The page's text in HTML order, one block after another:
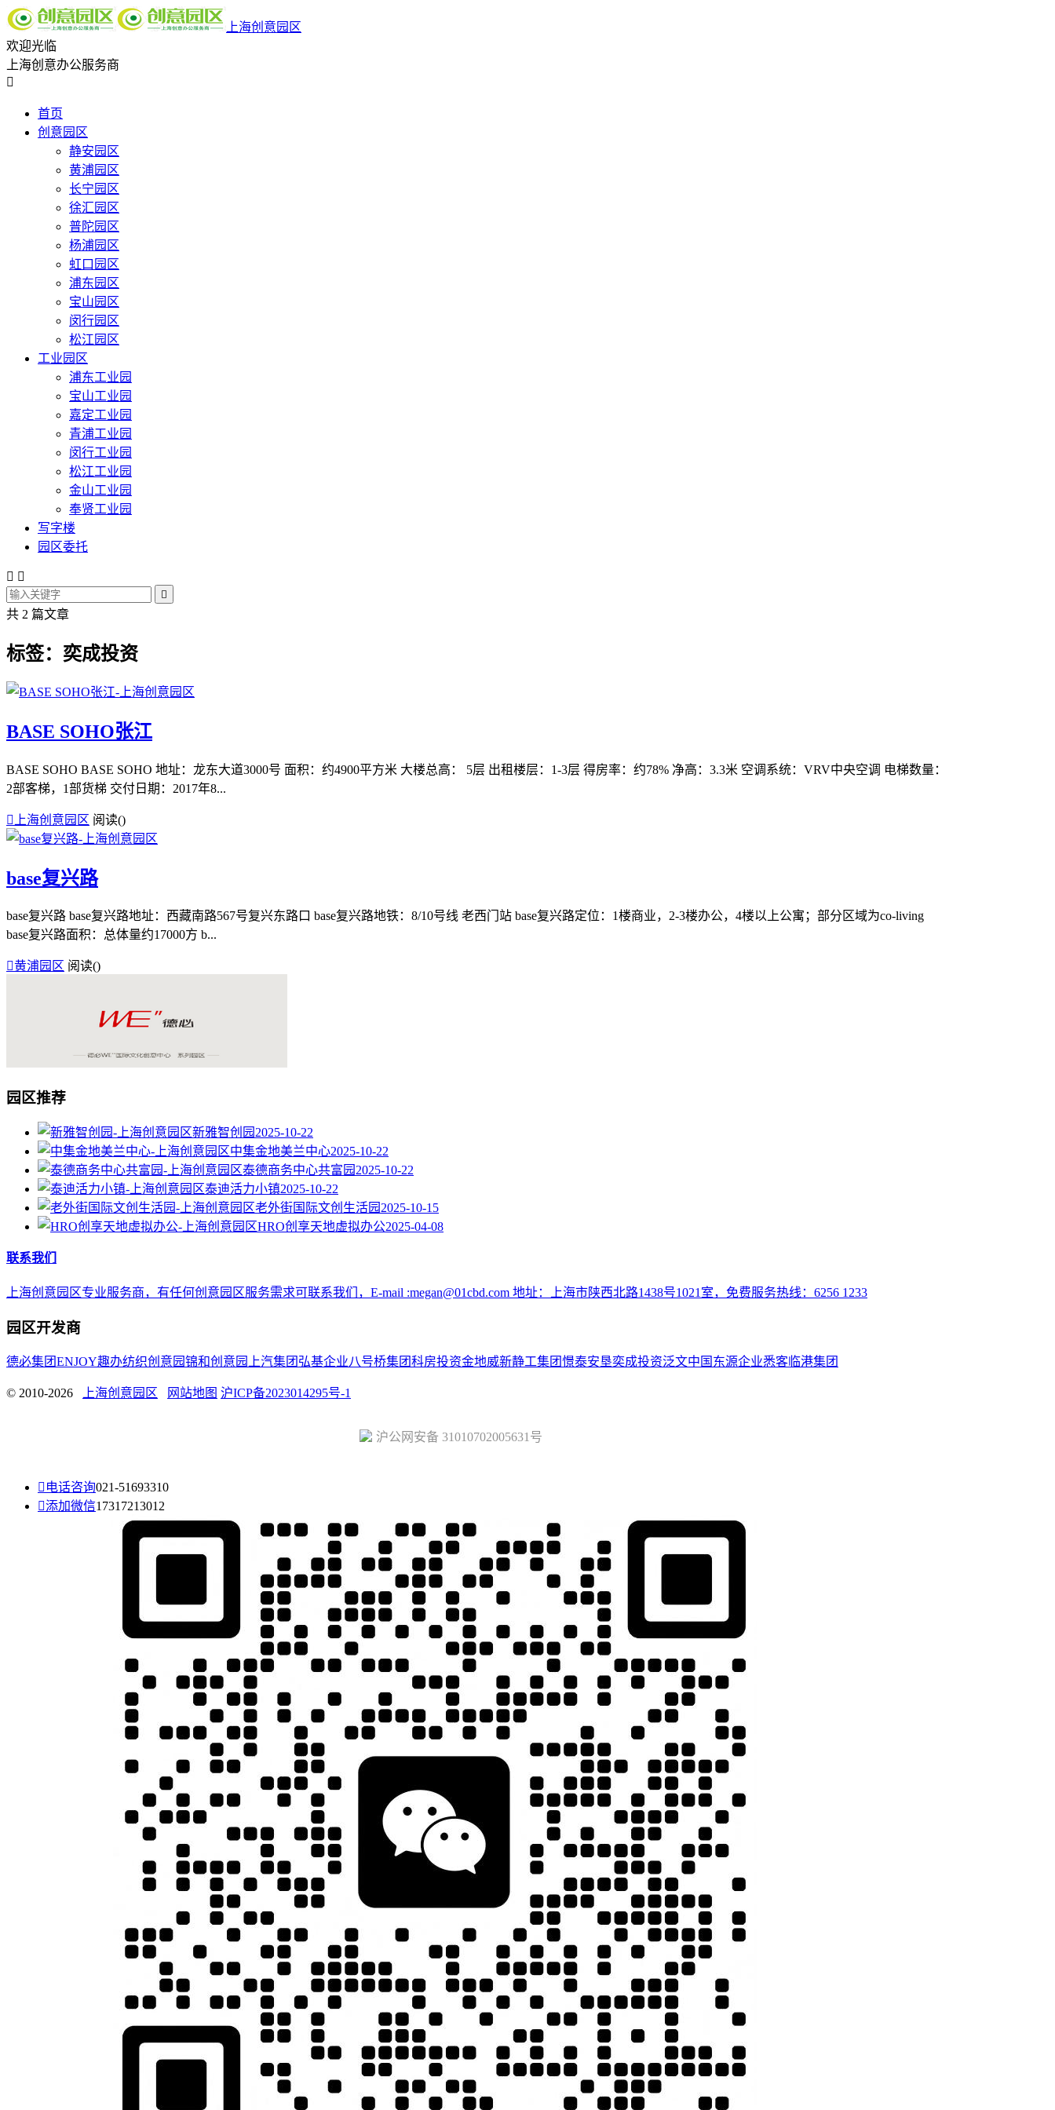
上海创意园区
欢迎光临
上海创意办公服务商

首页
创意园区
静安园区
黄浦园区
长宁园区
徐汇园区
普陀园区
杨浦园区
虹口园区
浦东园区
宝山园区
闵行园区
松江园区
工业园区
浦东工业园
宝山工业园
嘉定工业园
青浦工业园
闵行工业园
松江工业园
金山工业园
奉贤工业园
写字楼
园区委托
 

共 2 篇文章
标签：奕成投资
BASE SOHO张江
BASE SOHO BASE SOHO 地址：龙东大道3000号 面积：约4900平方米 大楼总高： 5层 出租楼层：1-3层 得房率：约78% 净高：3.3米 空调系统：VRV中央空调 电梯数量：
2部客梯，1部货梯 交付日期：2017年8...
 上海创意园区 阅读()
base复兴路
base复兴路 base复兴路地址：西藏南路567号复兴东路口 base复兴路地铁：8/10号线 老西门站 base复兴路定位：1楼商业，2-3楼办公，4楼以上公寓；部分区域为co-living
base复兴路面积：总体量约17000方 b...
黄浦园区 阅读()
园区推荐
新雅智创园 2025-10-22
中集金地美兰中心2025-10-22
泰德商务中心共富园 2025-10-22
泰迪活力小镇2025-10-22
老外街国际文创生活园 2025-10-15
HRO创享天地虚拟办公2025-04-08
联系我们
上海创意园区专业服务商，有任何创意园区服务需求可联系我们，E-mail :megan@01cbd.com 地址：上海市陕西北路1438号1021室，免费服务热线：6256 1233
园区开发商
德必集团ENJOY趣办纺织创意园锦和创意园 上汽集团 弘基企业八号桥集团科房投资金地威新静工集团憬泰安垦奕成投资泛文中国 东源企业悉客 临港集团
© 2010-2026 上海创意园区 网站地图 沪ICP备2023014295号-1
沪公网安备 31010702005631号
 电话咨询021-51693310
添加微信17317213012